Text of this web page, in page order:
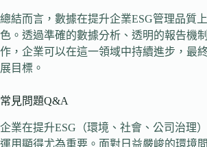
總結而言，數據在提升企業ESG管理品質
色。透過準確的數據分析、透明的報告機
作，企業可以在這一領域中持續進步，最
展目標。
常見問題Q&A
企業在提升ESG（環境、社會、公司治理
運用顯得尤為重要。面對日益嚴峻的環境